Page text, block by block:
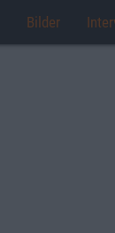
Bilder